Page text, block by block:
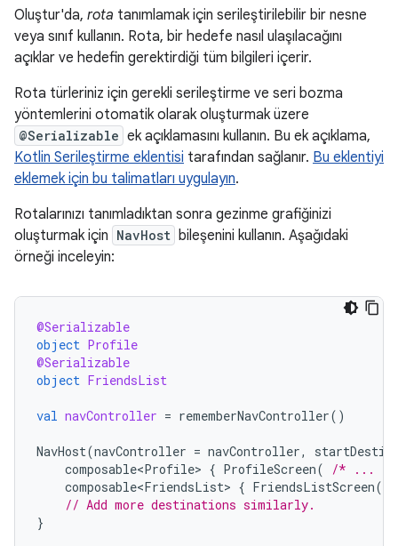
Oluştur'da, rota tanımlamak için serileştirilebilir bir nesne
veya sınıf kullanın. Rota, bir hedefe nasıl ulaşılacağını
açıklar ve hedefin gerektirdiği tüm bilgileri içerir.
Rota türleriniz için gerekli serileştirme ve seri bozma
yöntemlerini otomatik olarak oluşturmak üzere
@Serializable ek açıklamasını kullanın. Bu ek açıklama,
Kotlin Serileştirme eklentisi tarafından sağlanır. Bu eklentiyi
eklemek için bu talimatları uygulayın.
Rotalarınızı tanımladıktan sonra gezinme grafiğinizi
oluşturmak için NavHost bileşenini kullanın. Aşağıdaki
örneği inceleyin:
@Serializable
object Profile
@Serializable
object FriendsList
val navController = rememberNavController()
NavHost(navController = navController,
composable<Profile> { ProfileScreen(
/* ... */
composable<FriendsList> { FriendsListScreen(
// Add more destinations similarly.
}